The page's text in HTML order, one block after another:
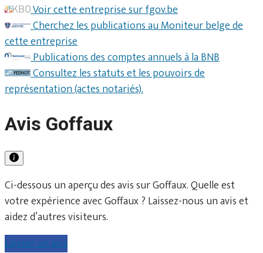
Voir cette entreprise sur fgov.be
Cherchez les publications au Moniteur belge de
cette entreprise
Publications des comptes annuels à la BNB
Consultez les statuts et les pouvoirs de
représentation (actes notariés).
Avis Goffaux
Ci-dessous un aperçu des avis sur Goffaux. Quelle est
votre expérience avec Goffaux ? Laissez-nous un avis et
aidez d’autres visiteurs.
Laisser un avis